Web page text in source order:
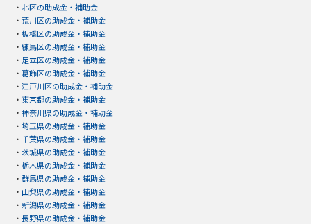
・ 北区の助成金・補助金
・ 荒川区の助成金・補助金
・ 板橋区の助成金・補助金
・ 練馬区の助成金・補助金
・ 足立区の助成金・補助金
・ 葛飾区の助成金・補助金
・ 江戸川区の助成金・補助金
・ 東京都の助成金・補助金
・ 神奈川県の助成金・補助金
・ 埼玉県の助成金・補助金
・ 千葉県の助成金・補助金
・ 茨城県の助成金・補助金
・ 栃木県の助成金・補助金
・ 群馬県の助成金・補助金
・ 山梨県の助成金・補助金
・ 新潟県の助成金・補助金
・ 長野県の助成金・補助金